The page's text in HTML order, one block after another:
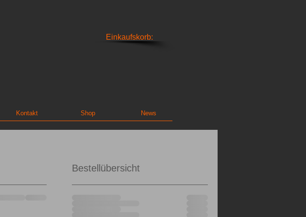
Einkaufskorb:
Kontakt Shop News
Bestellübersicht